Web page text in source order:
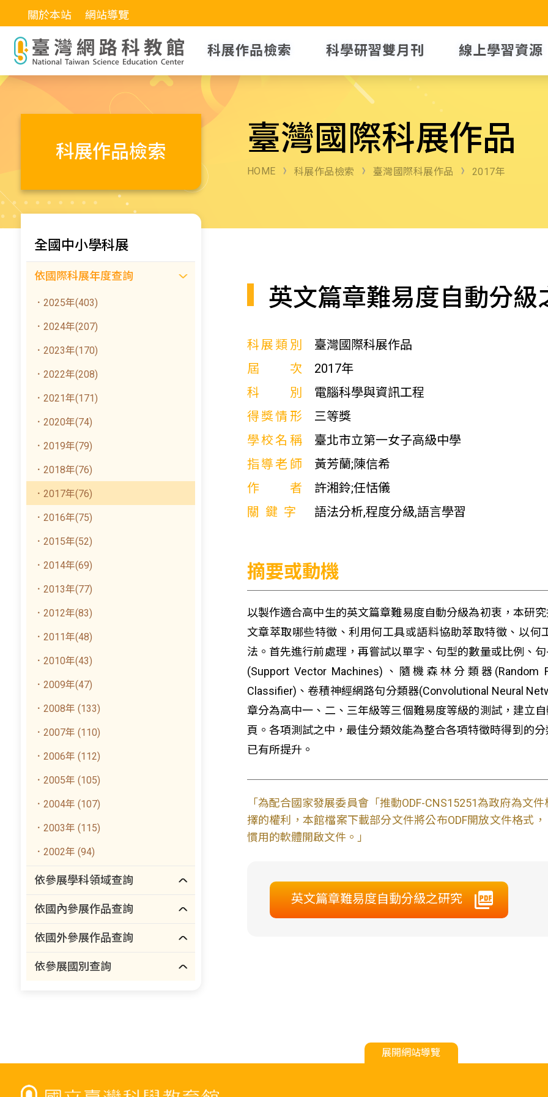
關於本站 網站導覽
科展作品檢索 科學研習雙月刊 線上學習資源
科展作品檢索 臺灣國際科展作品
HOME 科展作品檢索 臺灣國際科展作品 2017年
全國中小學科展
依國際科展年度查詢
．2025年(403)
．2024年(207)
．2023年(170)
．2022年(208)
．2021年(171)
．2020年(74)
．2019年(79)
．2018年(76)
．2017年(76)
．2016年(75)
．2015年(52)
．2014年(69)
．2013年(77)
．2012年(83)
．2011年(48)
．2010年(43)
．2009年(47)
．2008年 (133)
．2007年 (110)
．2006年 (112)
．2005年 (105)
．2004年 (107)
．2003年 (115)
．2002年 (94)
依參展學科領域查詢
依國內參展作品查詢
依國外參展作品查詢
依參展國別查詢
英文篇章難易度自動分級
科展類別
臺灣國際科展作品
屆次
2017年
科別
電腦科學與資訊工程
得獎情形
三等獎
學校名稱
臺北市立第一女子高級中學
指導老師
黃芳蘭;陳信希
作者
許湘鈴;任恬儀
關鍵字
語法分析,程度分級,語言學習
摘要或動機
以製作適合高中生的英文篇章難易度自動分級為初衷，本研
文章萃取哪些特徵、利用何工具或語料協助萃取特徵、以
法。首先進行前處理，再嘗試以單字、句型的數量或比例、
(Support Vector Machines)、隨機森林分類器
Classifier)、卷積神經網路句分類器(Convolutional Neural
章分為高中一、二、三年級等三個難易度等級的測試，建立
頁。各項測試之中，最佳分類效能為整合各項特徵時得到的
已有所提升。
「為配合國家發展委員會「推動ODF-CNS15251為政府為文
擇的權利，本館檔案下載部分文件將公布ODF開放文件格式
慣用的軟體開啟文件。」
英文篇章難易度自動分級之研究
展開網站導覽